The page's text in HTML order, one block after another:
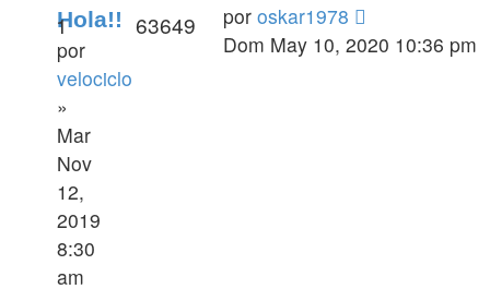
Hola!!
por
velociclo
»
Mar
Nov
12,
2019
8:30
am
1 63649 por oskar1978
Dom May 10, 2020 10:36 pm